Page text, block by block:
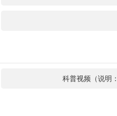
科普视频（说明